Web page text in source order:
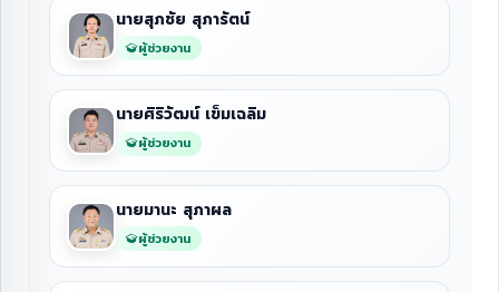
นายสุภชัย สุภารัตน์
ผู้ช่วยงาน
นายศิริวัฒน์ เข็มเฉลิม
ผู้ช่วยงาน
นายมานะ สุภาผล
ผู้ช่วยงาน